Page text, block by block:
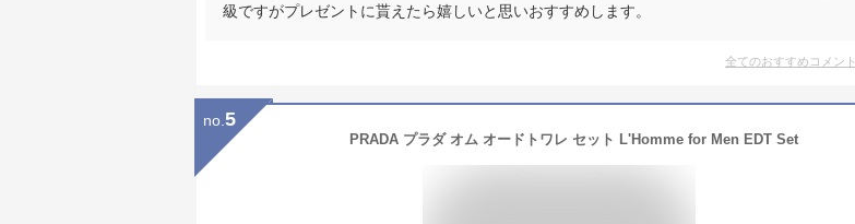
級ですがプレゼントに貰えたら嬉しいと思いおすすめします。
全てのおすすめコメント
no. 5
PRADA プラダ オム オードトワレ セット L'Homme for Men EDT Set